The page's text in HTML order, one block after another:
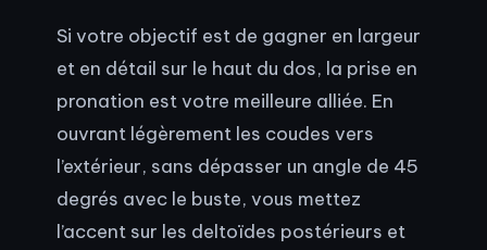
Si votre objectif est de gagner en largeur
et en détail sur le haut du dos, la prise en
pronation est votre meilleure alliée. En
ouvrant légèrement les coudes vers
l’extérieur, sans dépasser un angle de 45
degrés avec le buste, vous mettez
l’accent sur les deltoïdes postérieurs et